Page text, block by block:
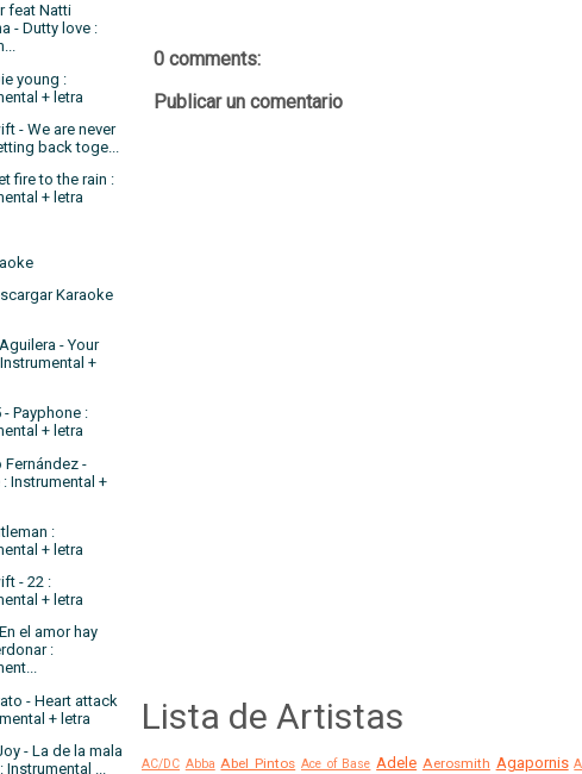
feat Natti
- Dutty love :
young :
+ letra
- We are never
back toge...
fire to the rain :
+ letra
Karaoke
- Your
+
Payphone :
+ letra
Fernández -
Instrumental +
:
+ letra
- 22 :
+ letra
el amor hay
:
- Heart attack
+ letra
- La de la mala
Instrumental ...
0 comments:
Publicar un comentario
Lista de Artistas
AC/DC Abba Abel Pintos Ace of Base Adele Aerosmith Agapornis